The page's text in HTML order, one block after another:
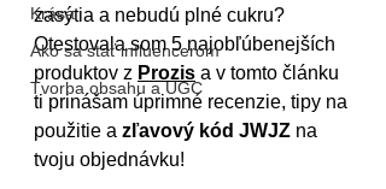
Krása
Ako sa stať influencerom
Tvorba obsahu a UGC
zasýtia a nebudú plné cukru?
Otestovala som 5 najobľúbenejších
produktov z Prozis a v tomto článku
ti prinášam úprimné recenzie, tipy na
použitie a zľavový kód JWJZ na
tvoju objednávku!